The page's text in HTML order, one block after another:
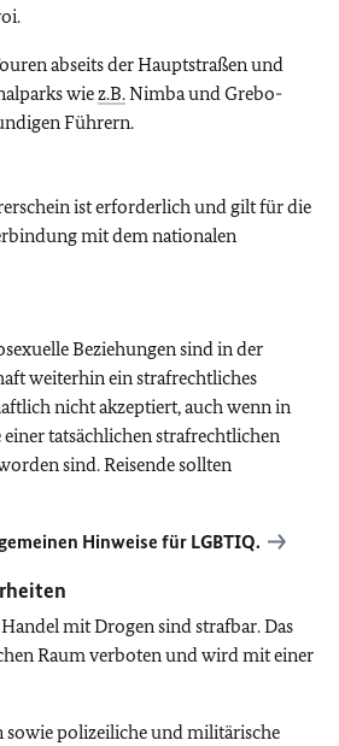
abseits der Hauptstraßen und
wiez.B.Nimba und Grebo-
Führern.
ist erforderlich und gilt für die
mit dem nationalen
Beziehungen sind in der
weiterhin ein strafrechtliches
nicht akzeptiert, auch wenn in
einer tatsächlichen strafrechtlichen
sind. Reisende sollten
Hinweise für LGBTIQ.
mit Drogen sind strafbar. Das
Raum verboten und wird mit einer
sowie polizeiliche und militärische